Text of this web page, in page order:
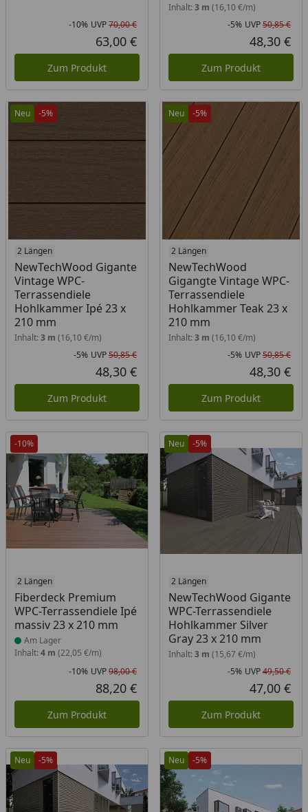
Rabatt in Prozent
-10%
Ursprünglicher Preis
UVP70,00 €
Aktueller Preis
63,00 €
Zum Produkt
Inhalt: 3 m (16,10 €/m)
-5% UVP50,85 €
48,30 €
Zum Produkt
Neu -5%
2 Längen
NewTechWood Gigante
Vintage WPC-
Terrassendiele
Hohlkammer Ipé 23 x
210 mm
Inhalt: 3 m (16,10 €/m)
Rabatt in Prozent
-5%
Ursprünglicher Preis
UVP50,85 €
Aktueller Preis
48,30 €
Zum Produkt
Neu -5%
2 Längen
NewTechWood
Gigangte Vintage WPC-
Terrassendiele
Hohlkammer Teak 23 x
210 mm
Inhalt: 3 m (16,10 €/m)
-5% UVP50,85 €
48,30 €
Zum Produkt
-10%
2 Längen
Fiberdeck Premium
WPC-Terrassendiele Ipé
massiv 23 x 210 mm
Produkt am Lager
Am Lager
Inhalt: 4 m (22,05 €/m)
Rabatt in Prozent
-10%
Ursprünglicher Preis
UVP98,00 €
Aktueller Preis
88,20 €
Zum Produkt
Neu -5%
2 Längen
NewTechWood Gigante
WPC-Terrassendiele
Hohlkammer Silver
Gray 23 x 210 mm
Inhalt: 3 m (15,67 €/m)
-5% UVP49,50 €
47,00 €
Zum Produkt
Neu -5% Neu -5%